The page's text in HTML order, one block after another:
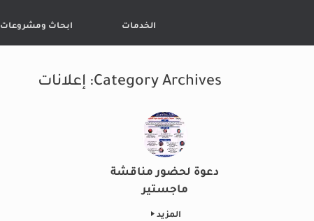
الخدمات ابحاث ومشروعات
Category Archives: إعلانات
دعوة لحضور مناقشة
ماجستير
المزيد